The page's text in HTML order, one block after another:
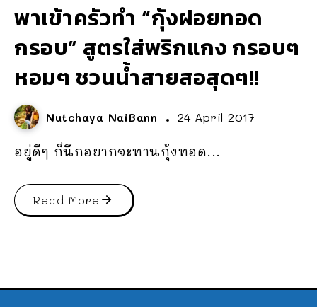
พาเข้าครัวทำ “กุ้งฝอยทอด
กรอบ” สูตรใส่พริกแกง กรอบๆ
หอมๆ ชวนน้ำสายสอสุดๆ!!
Nutchaya NaiBann 24 April 2017
อยู่ดีๆ ก็นึกอยากจะทานกุ้งทอด...
Read More